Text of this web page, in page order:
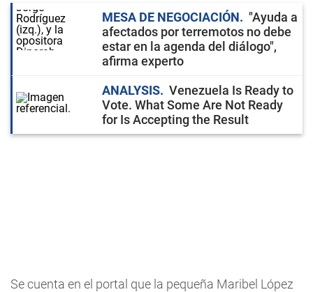
MESA DE NEGOCIACIÓN
"Ayuda a
afectados por terremotos no debe
estar en la agenda del diálogo",
afirma experto
ANALYSIS
Venezuela Is Ready to
Vote. What Some Are Not Ready
for Is Accepting the Result
Se cuenta en el portal que la pequeña Maribel López